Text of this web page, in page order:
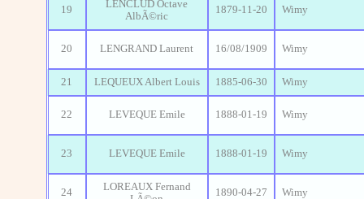
19
LENCLUD Octave
AlbÃ©ric
1879-11-20 Wimy
20 LENGRAND Laurent 16/08/1909 Wimy
21 LEQUEUX Albert Louis 1885-06-30 Wimy
22 LEVEQUE Emile 1888-01-19 Wimy
23 LEVEQUE Emile 1888-01-19 Wimy
24
LOREAUX Fernand
1890-04-27 Wimy